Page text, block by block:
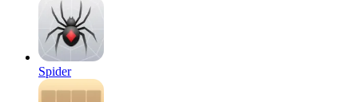
Spider